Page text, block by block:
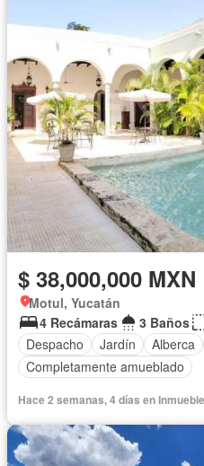
$ 38,000,000 MXN
Motul, Yucatán
4 Recámaras
3 Baños
Despacho
Jardín Alberca
Completamente amueblado
Hace 2 semanas, 4 días en